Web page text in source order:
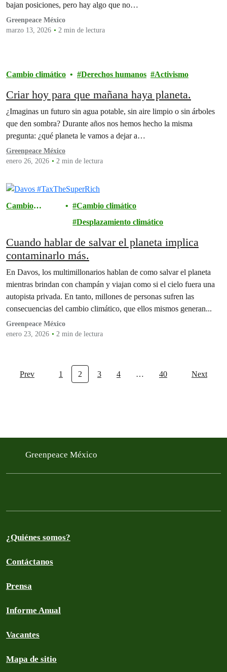
bajan posiciones, pero hay algo que no…
Greenpeace México
marzo 13, 2026
2 min de lectura
Cambio climático Derechos humanos Activismo
Criar hoy para que mañana haya planeta.
¿Imaginas un futuro sin agua potable, sin aire limpio o sin árboles
que den sombra? Durante años nos hemos hecho la misma
pregunta: ¿qué planeta le vamos a dejar a…
Greenpeace México
enero 26, 2026
2 min de lectura
Cambio
Cambio climático
Desplazamiento climático
Cuando hablar de salvar el planeta implica
contaminarlo más.
En Davos, los multimillonarios hablan de como salvar el planeta
mientras brindan con champán y viajan como si el cielo fuera una
autopista privada. En tanto, millones de personas sufren las
consecuencias del cambio climático, que ellos mismos generan...
Greenpeace México
enero 23, 2026
2 min de lectura
Prev 1 2 3 4 … 40 Next
Greenpeace México
¿Quiénes somos?
Contáctanos
Prensa
Informe Anual
Vacantes
Mapa de sitio